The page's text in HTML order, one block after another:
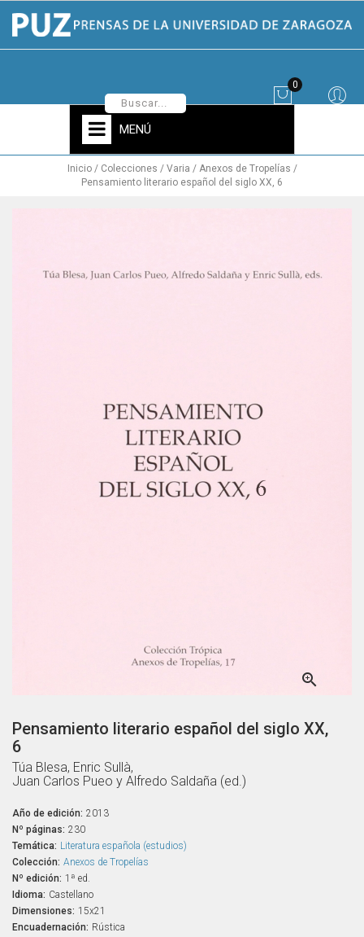
0
MENÚ
Inicio Colecciones Varia
Anexos de Tropelías
Pensamiento literario español del siglo XX, 6

Pensamiento literario español del siglo XX,
6
Túa Blesa, Enric Sullà,
Juan Carlos Pueo y Alfredo Saldaña (ed.)
Año de edición: 2013
Nº páginas: 230
Temática: Literatura española (estudios)
Colección: Anexos de Tropelías
Nº edición: 1ª ed.
Idioma: Castellano
Dimensiones: 15x21
Encuadernación: Rústica